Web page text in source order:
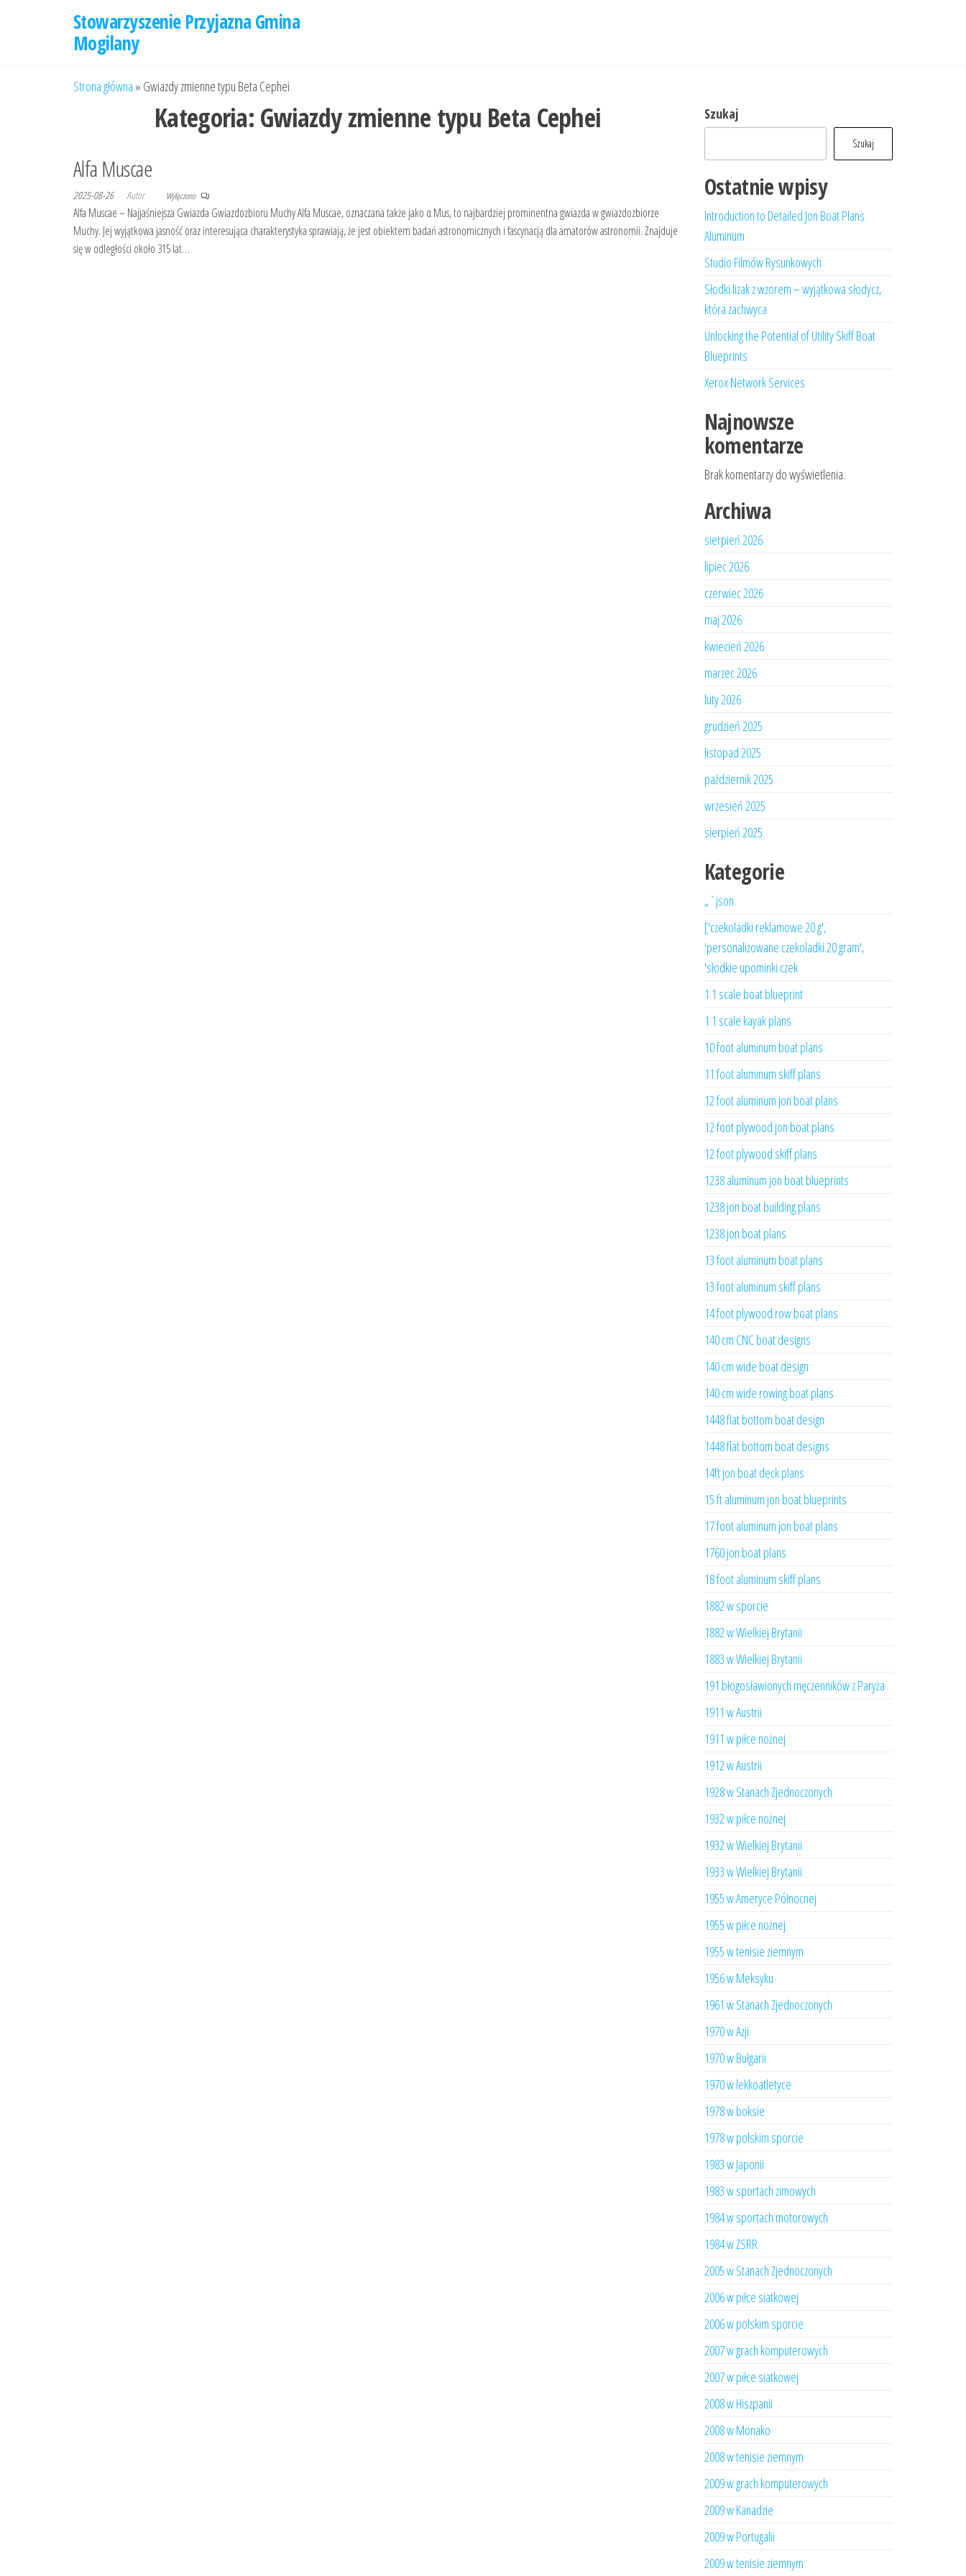
Stowarzyszenie Przyjazna Gmina
Mogilany
Strona główna » Gwiazdy zmienne typu Beta Cephei
Kategoria: Gwiazdy zmienne typu Beta Cephei
Alfa Muscae
2025-08-26 Autor Wyłączono
Alfa Muscae – Najjaśniejsza Gwiazda Gwiazdozbioru Muchy Alfa Muscae, oznaczana także jako α Mus, to najbardziej prominentna gwiazda w gwiazdozbiorze
Muchy. Jej wyjątkowa jasność oraz interesująca charakterystyka sprawiają, że jest obiektem badań astronomicznych i fascynacją dla amatorów astronomii. Znajduje
się w odległości około 315 lat…
Szukaj
Szukaj
Ostatnie wpisy
Introduction to Detailed Jon Boat Plans
Aluminum
Studio Filmów Rysunkowych
Słodki lizak z wzorem – wyjątkowa słodycz,
która zachwyca
Unlocking the Potential of Utility Skiff Boat
Blueprints
Xerox Network Services
Najnowsze
komentarze
Brak komentarzy do wyświetlenia.
Archiwa
sierpień 2026
lipiec 2026
czerwiec 2026
maj 2026
kwiecień 2026
marzec 2026
luty 2026
grudzień 2025
listopad 2025
październik 2025
wrzesień 2025
sierpień 2025
Kategorie
„`json
['czekoladki reklamowe 20 g',
'personalizowane czekoladki 20 gram',
'słodkie upominki czek
1 1 scale boat blueprint
1 1 scale kayak plans
10 foot aluminum boat plans
11 foot aluminum skiff plans
12 foot aluminum jon boat plans
12 foot plywood jon boat plans
12 foot plywood skiff plans
1238 aluminum jon boat blueprints
1238 jon boat building plans
1238 jon boat plans
13 foot aluminum boat plans
13 foot aluminum skiff plans
14 foot plywood row boat plans
140 cm CNC boat designs
140 cm wide boat design
140 cm wide rowing boat plans
1448 flat bottom boat design
1448 flat bottom boat designs
14ft jon boat deck plans
15 ft aluminum jon boat blueprints
17 foot aluminum jon boat plans
1760 jon boat plans
18 foot aluminum skiff plans
1882 w sporcie
1882 w Wielkiej Brytanii
1883 w Wielkiej Brytanii
191 błogosławionych męczenników z Paryża
1911 w Austrii
1911 w piłce nożnej
1912 w Austrii
1928 w Stanach Zjednoczonych
1932 w piłce nożnej
1932 w Wielkiej Brytanii
1933 w Wielkiej Brytanii
1955 w Ameryce Północnej
1955 w piłce nożnej
1955 w tenisie ziemnym
1956 w Meksyku
1961 w Stanach Zjednoczonych
1970 w Azji
1970 w Bułgarii
1970 w lekkoatletyce
1978 w boksie
1978 w polskim sporcie
1983 w Japonii
1983 w sportach zimowych
1984 w sportach motorowych
1984 w ZSRR
2005 w Stanach Zjednoczonych
2006 w piłce siatkowej
2006 w polskim sporcie
2007 w grach komputerowych
2007 w piłce siatkowej
2008 w Hiszpanii
2008 w Monako
2008 w tenisie ziemnym
2009 w grach komputerowych
2009 w Kanadzie
2009 w Portugalii
2009 w tenisie ziemnym